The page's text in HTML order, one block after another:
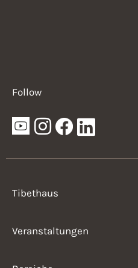
Follow
Tibethaus
Veranstaltungen